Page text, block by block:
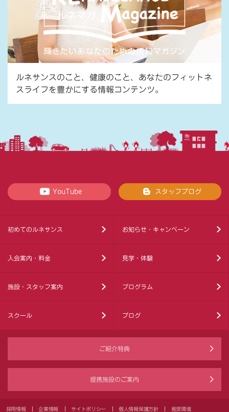
ルネサンスのこと、健康のこと、あなたのフィットネ
スライフを豊かにする情報コンテンツ。
YouTube スタッフブログ
初めてのルネサンス お知らせ・キャンペーン
入会案内・料金 見学・体験
施設・スタッフ案内 プログラム
スクール ブログ
ご紹介特典
提携施設のご案内
採用情報 企業情報 サイトポリシー 個人情報保護方針 推奨環境